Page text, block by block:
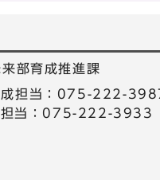
部育成推進課
担当：075-222-
担当：075-222-3933